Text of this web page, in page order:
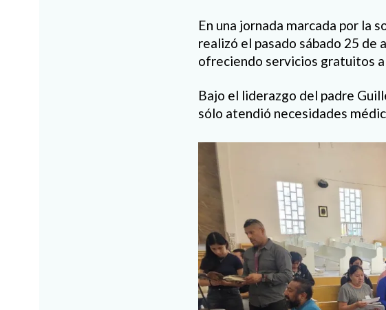
En una jornada marcada por la
realizó el pasado sábado 25 de
ofreciendo servicios gratuitos
Bajo el liderazgo del padre
sólo atendió necesidades